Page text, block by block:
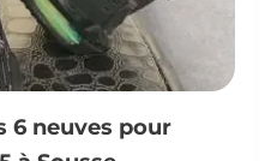
6 neuves pour